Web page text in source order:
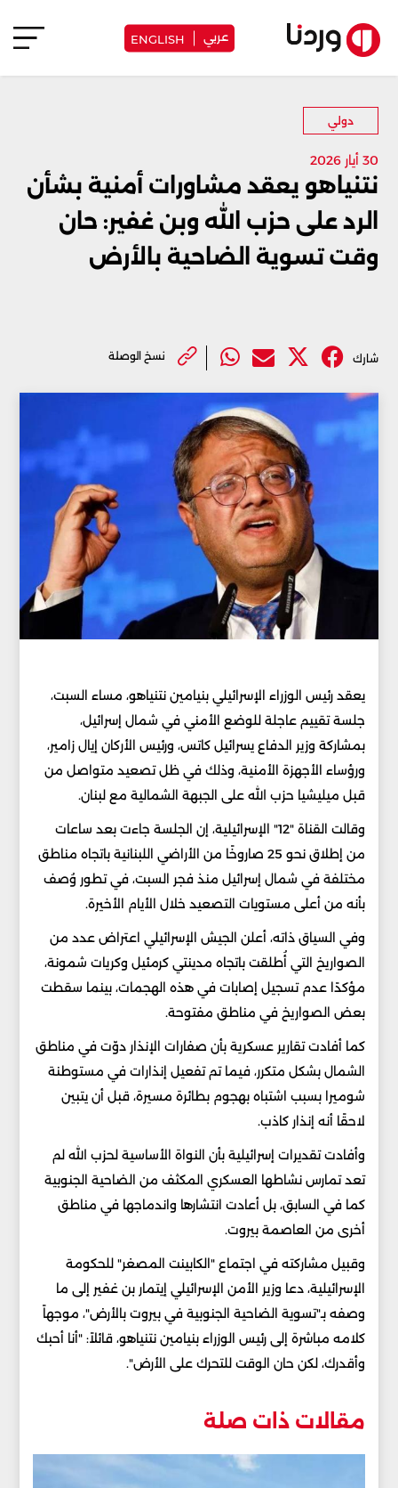
عربي ENGLISH
دولي
30 أيار 2026
نتنياهو يعقد مشاورات أمنية بشأن
الرد على حزب الله وبن غفير: حان
وقت تسوية الضاحية بالأرض
شارك نسخ الوصلة
يعقد رئيس الوزراء الإسرائيلي بنيامين نتنياهو، مساء السبت،
جلسة تقييم عاجلة للوضع الأمني في شمال إسرائيل،
بمشاركة وزير الدفاع يسرائيل كاتس، ورئيس الأركان إيال زامير،
ورؤساء الأجهزة الأمنية، وذلك في ظل تصعيد متواصل من
قبل ميليشيا حزب الله على الجبهة الشمالية مع لبنان.
وقالت القناة "12" الإسرائيلية، إن الجلسة جاءت بعد ساعات
من إطلاق نحو 25 صاروخًا من الأراضي اللبنانية باتجاه مناطق
مختلفة في شمال إسرائيل منذ فجر السبت، في تطور وُصف
بأنه من أعلى مستويات التصعيد خلال الأيام الأخيرة.
وفي السياق ذاته، أعلن الجيش الإسرائيلي اعتراض عدد من
الصواريخ التي أُطلقت باتجاه مدينتي كرمئيل وكريات شمونة،
مؤكدًا عدم تسجيل إصابات في هذه الهجمات، بينما سقطت
بعض الصواريخ في مناطق مفتوحة.
كما أفادت تقارير عسكرية بأن صفارات الإنذار دوّت في مناطق
الشمال بشكل متكرر، فيما تم تفعيل إنذارات في مستوطنة
شوميرا بسبب اشتباه بهجوم بطائرة مسيرة، قبل أن يتبين
لاحقًا أنه إنذار كاذب.
وأفادت تقديرات إسرائيلية بأن النواة الأساسية لحزب الله لم
تعد تمارس نشاطها العسكري المكثف من الضاحية الجنوبية
كما في السابق، بل أعادت انتشارها واندماجها في مناطق
أخرى من العاصمة بيروت.
وقبيل مشاركته في اجتماع "الكابينت المصغر" للحكومة
الإسرائيلية، دعا وزير الأمن الإسرائيلي إيتمار بن غفير إلى ما
وصفه بـ"تسوية الضاحية الجنوبية في بيروت بالأرض"، موجهاً
كلامه مباشرة إلى رئيس الوزراء بنيامين نتنياهو، قائلاً: "أنا أحبك
وأقدرك، لكن حان الوقت للتحرك على الأرض".
مقالات ذات صلة